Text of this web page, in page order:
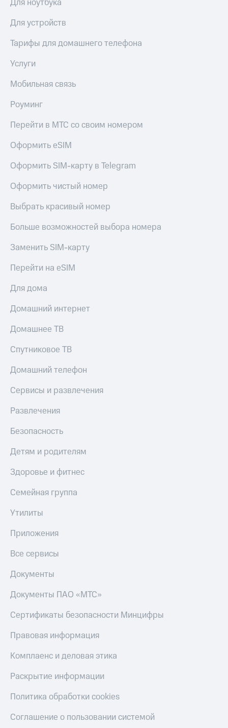
Для ноутбука
Для устройств
Тарифы для домашнего телефона
Услуги
Мобильная связь
Роуминг
Перейти в МТС со своим номером
Оформить eSIM
Оформить SIM-карту в Telegram
Оформить чистый номер
Выбрать красивый номер
Больше возможностей выбора номера
Заменить SIM-карту
Перейти на eSIM
Для дома
Домашний интернет
Домашнее ТВ
Спутниковое ТВ
Домашний телефон
Сервисы и развлечения
Развлечения
Безопасность
Детям и родителям
Здоровье и фитнес
Семейная группа
Утилиты
Приложения
Все сервисы
Документы
Документы ПАО «МТС»
Сертификаты безопасности Минцифры
Правовая информация
Комплаенс и деловая этика
Раскрытие информации
Политика обработки cookies
Соглашение о пользовании системой